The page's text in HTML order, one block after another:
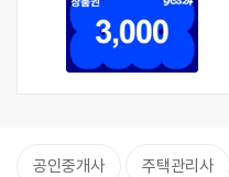
공인중개사 주택관리사